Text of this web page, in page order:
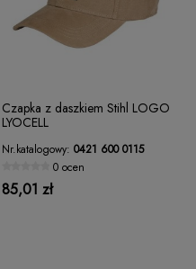
Czapka z daszkiem Stihl LOGO
LYOCELL
Nr.katalogowy: 0421 600 0115
0 ocen
85,01 zł